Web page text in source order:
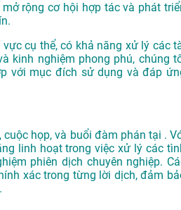
rộng cơ hội hợp tác và phát
cụ thể, có khả năng xử lý các
kinh nghiệm phong phú, chúng
với mục đích sử dụng và đáp
họp, và buổi đàm phán tại .
linh hoạt trong việc xử lý các
phiên dịch chuyên nghiệp.
xác trong từng lời dịch, đảm